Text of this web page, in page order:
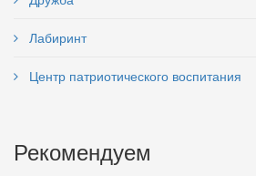
Лабиринт
Центр патриотического воспитания
Рекомендуем